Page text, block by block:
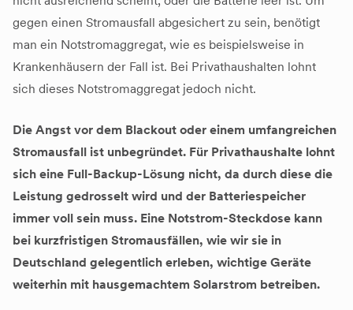
gegen einen Stromausfall abgesichert zu sein, benötigt
man ein Notstromaggregat, wie es beispielsweise in
Krankenhäusern der Fall ist. Bei Privathaushalten lohnt
sich dieses Notstromaggregat jedoch nicht.
Die Angst vor dem Blackout oder einem umfangreichen
Stromausfall ist unbegründet. Für Privathaushalte lohnt
sich eine Full-Backup-Lösung nicht, da durch diese die
Leistung gedrosselt wird und der Batteriespeicher
immer voll sein muss. Eine Notstrom-Steckdose kann
bei kurzfristigen Stromausfällen, wie wir sie in
Deutschland gelegentlich erleben, wichtige Geräte
weiterhin mit hausgemachtem Solarstrom betreiben.